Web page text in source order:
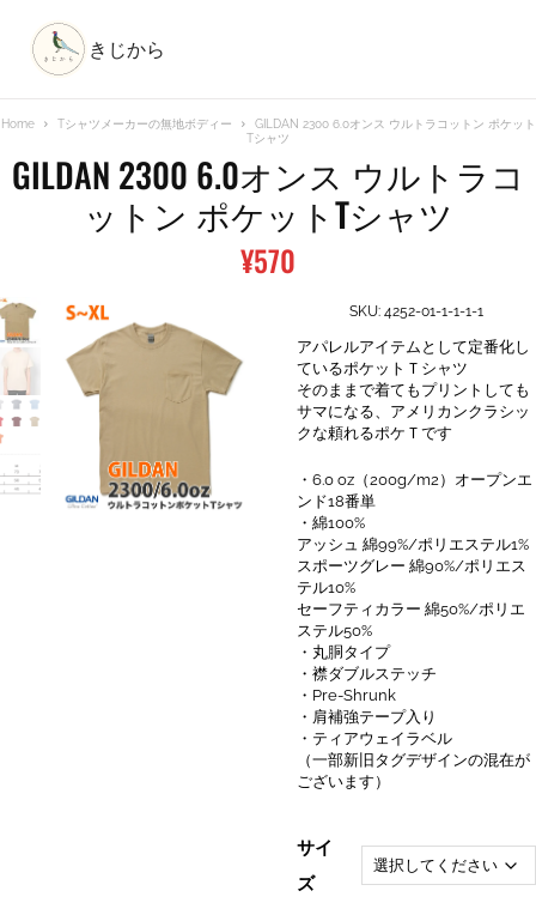
きじから
Home Tシャツメーカーの無地ボディー
GILDAN 2300 6.0オンス ウルトラコットン ポケット
Tシャツ
GILDAN 2300 6.0オンス ウルトラコ
ットン ポケットTシャツ
¥570
SKU: 4252-01-1-1-1-1
アパレルアイテムとして定番化し
ているポケットＴシャツ
そのままで着てもプリントしても
サマになる、アメリカンクラシッ
クな頼れるポケＴです
・6.0 oz（200g/m2）オープンエ
ンド18番単
・綿100%
アッシュ 綿99%/ポリエステル1%
スポーツグレー 綿90%/ポリエス
テル10%
セーフティカラー 綿50%/ポリエ
ステル50%
・丸胴タイプ
・襟ダブルステッチ
・Pre-Shrunk
・肩補強テープ入り
・ティアウェイラベル
（一部新旧タグデザインの混在が
ございます）
サイ
ズ